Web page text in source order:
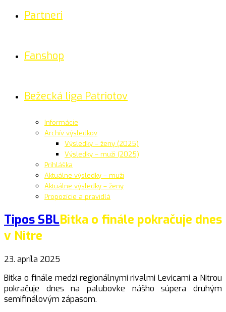
Partneri
Fanshop
Bežecká liga Patriotov
Informácie
Archív výsledkov
Výsledky – ženy (2025)
Výsledky – muži (2025)
Prihláška
Aktuálne výsledky – muži
Aktuálne výsledky – ženy
Propozície a pravidlá
Tipos SBLBitka o finále pokračuje dnes
v Nitre
23. apríla 2025
Bitka o finále medzi regionálnymi rivalmi Levicami a Nitrou
pokračuje dnes na palubovke nášho súpera druhým
semifinálovým zápasom.